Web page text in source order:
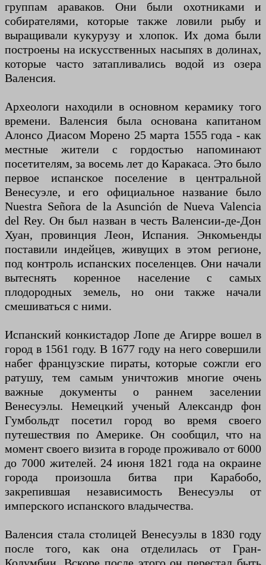
группам араваков. Они были охотниками и
собирателями, которые также ловили рыбу и
выращивали кукурузу и хлопок. Их дома были
построены на искусственных насыпях в долинах,
которые часто затапливались водой из озера
Валенсия.
Археологи находили в основном керамику того
времени. Валенсия была основана капитаном
Алонсо Диасом Морено 25 марта 1555 года - как
местные жители с гордостью напоминают
посетителям, за восемь лет до Каракаса. Это было
первое испанское поселение в центральной
Венесуэле, и его официальное название было
Nuestra Señora de la Asunción de Nueva Valencia
del Rey. Он был назван в честь Валенсии-де-Дон
Хуан, провинция Леон, Испания. Энкомьенды
поставили индейцев, живущих в этом регионе,
под контроль испанских поселенцев. Они начали
вытеснять коренное население с самых
плодородных земель, но они также начали
смешиваться с ними.
Испанский конкистадор Лопе де Агирре вошел в
город в 1561 году. В 1677 году на него совершили
набег французские пираты, которые сожгли его
ратушу, тем самым уничтожив многие очень
важные документы о раннем заселении
Венесуэлы. Немецкий ученый Александр фон
Гумбольдт посетил город во время своего
путешествия по Америке. Он сообщил, что на
момент своего визита в городе проживало от 6000
до 7000 жителей. 24 июня 1821 года на окраине
города произошла битва при Карабобо,
закрепившая независимость Венесуэлы от
имперского испанского владычества.
Валенсия стала столицей Венесуэлы в 1830 году
после того, как она отделилась от Гран-